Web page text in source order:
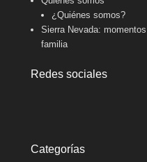
¿Quiénes somos?
Sierra Nevada:
familia
Redes sociales
Categorías